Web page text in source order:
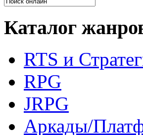
Каталог
RTS и
RPG
JRPG
Аркады/